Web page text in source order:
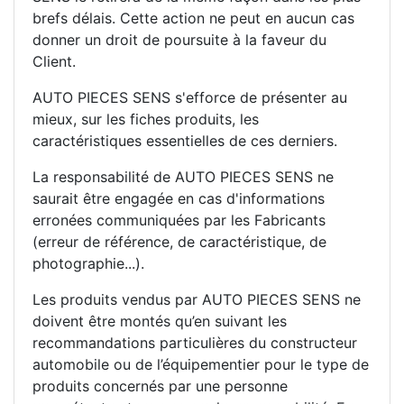
brefs délais. Cette action ne peut en aucun cas
donner un droit de poursuite à la faveur du
Client.
AUTO PIECES SENS s'efforce de présenter au
mieux, sur les fiches produits, les
caractéristiques essentielles de ces derniers.
La responsabilité de AUTO PIECES SENS ne
saurait être engagée en cas d'informations
erronées communiquées par les Fabricants
(erreur de référence, de caractéristique, de
photographie...).
Les produits vendus par AUTO PIECES SENS ne
doivent être montés qu’en suivant les
recommandations particulières du constructeur
automobile ou de l’équipementier pour le type de
produits concernés par une personne